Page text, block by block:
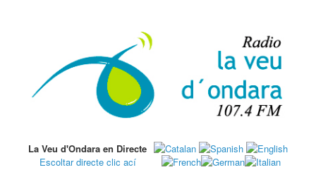
La Veu d'Ondara en Directe
Escoltar directe clic ací